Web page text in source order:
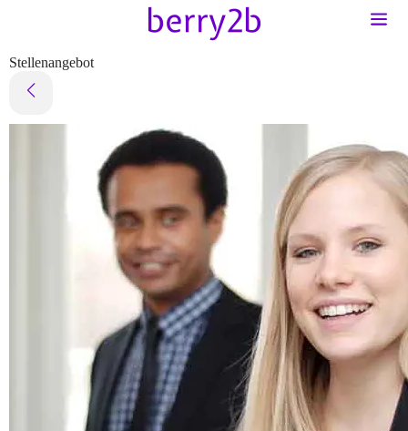
Stellenangebot